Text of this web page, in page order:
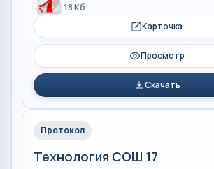
18 Кб
Карточка
Просмотр
Скачать
Протокол
Технология СОШ 17